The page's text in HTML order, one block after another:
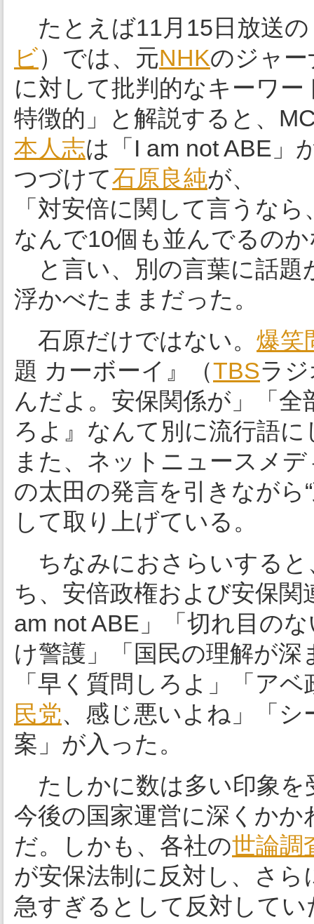
たとえば11月15日放送の
ビ）では、元NHKのジャ
に対して批判的なキーワ
特徴的」と解説すると、
本人志は「I am not ABE」
つづけて石原良純が、
「対安倍に関して言うな
なんで10個も並んでるの
と言い、別の言葉に話題
浮かべたままだった。
石原だけではない。 爆笑
題 カーボーイ』（TBSラ
んだよ。安保関係が」「
ろよ』なんて別に流行語
また、ネットニュースメ
の太田の発言を引きながら
して取り上げている。
ちなみにおさらいすると
ち、安倍政権および安保
am not ABE」「切れ目の
け警護」「国民の理解が
「早く質問しろよ」「ア
民党、感じ悪いよね」「
案」が入った。
たしかに数は多い印象を
今後の国家運営に深くか
だ。しかも、各社の世論調
が安保法制に反対し、さら
急すぎるとして反対して